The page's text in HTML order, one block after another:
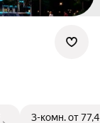
3-комн.от